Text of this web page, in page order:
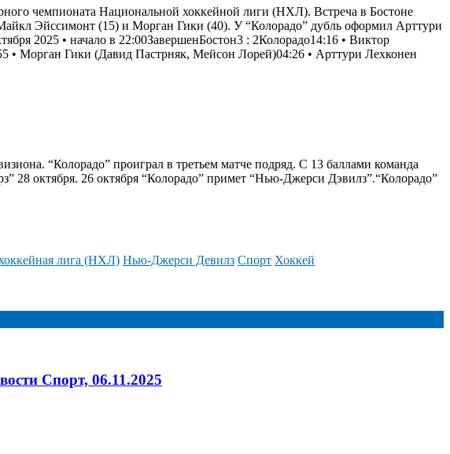
чемпионата Национальной хоккейной лиги (НХЛ). Встреча в Бостоне
Эйссимонт (15) и Морган Гики (40). У “Колорадо” дубль оформил Арттури
2025 • начало в 22:00ЗавершенБостон3 : 2Колорадо14:16 • Виктор
• Морган Гики (Давид Пастрняк, Мейсон Лорей)04:26 • Арттури Лехконен
“Колорадо” проиграл в третьем матче подряд. С 13 баллами команда
28 октября. 26 октября “Колорадо” примет “Нью-Джерси Дэвилз”.“Колорадо”
лига (НХЛ) Нью-Джерси Девилз Спорт Хоккей
Спорт, 06.11.2025